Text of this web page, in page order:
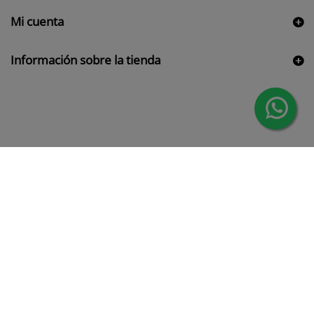
Mi cuenta
Información sobre la tienda